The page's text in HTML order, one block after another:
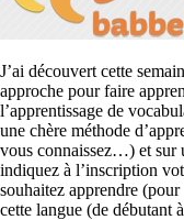
J’ai découvert cette
approche pour faire
l’apprentissage de
une chère méthode
vous connaissez…) et sur
indiquez à l’inscription
souhaitez apprendre
cette langue (de débutant